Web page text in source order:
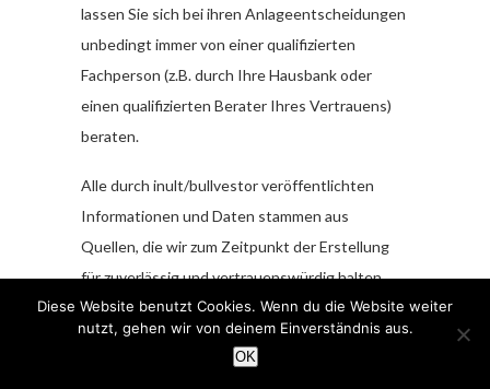
lassen Sie sich bei ihren Anlageentscheidungen
unbedingt immer von einer qualifizierten
Fachperson (z.B. durch Ihre Hausbank oder
einen qualifizierten Berater Ihres Vertrauens)
beraten.
Alle durch inult/bullvestor veröffentlichten
Informationen und Daten stammen aus
Quellen, die wir zum Zeitpunkt der Erstellung
für zuverlässig und vertrauenswürdig halten.
Hinsichtlich der Korrektheit und Vollständigkeit
dieser Informationen und Daten kann jedoch
keine Gewähr übernommen werden. Gleiches
Diese Website benutzt Cookies. Wenn du die Website weiter
nutzt, gehen wir von deinem Einverständnis aus.
OK